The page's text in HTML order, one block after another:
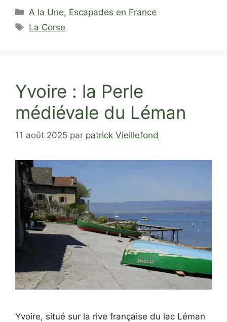
Catégories
A la Une, Escapades en France
Étiquettes
La Corse
Yvoire : la Perle
médiévale du Léman
11 août 2025 par patrick Vieillefond
Yvoire, situé sur la rive française du lac Léman